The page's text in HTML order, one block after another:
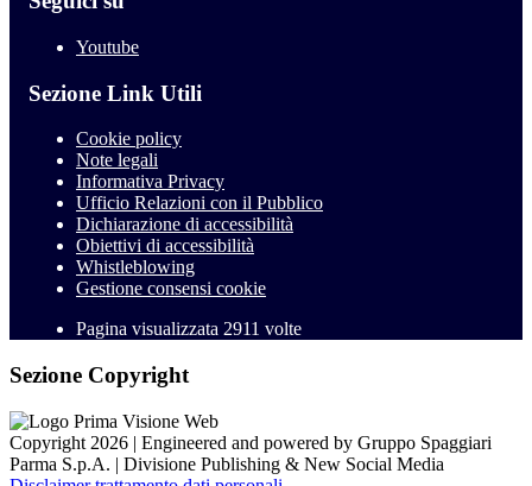
Youtube
Sezione Link Utili
Cookie policy
Note legali
Informativa Privacy
Ufficio Relazioni con il Pubblico
Dichiarazione di accessibilità
Obiettivi di accessibilità
Whistleblowing
Gestione consensi cookie
Pagina visualizzata 2911 volte
Sezione Copyright
Copyright 2026 | Engineered and powered by Gruppo Spaggiari
Parma S.p.A. | Divisione Publishing & New Social Media